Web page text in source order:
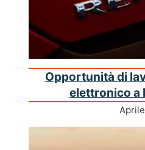
Opportunità di
elettronico a